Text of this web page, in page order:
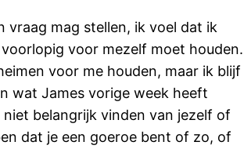
vraag mag stellen, ik voel dat ik
voor mezelf moet houden.
voor me houden, maar ik blijf
wat James vorige week heeft
belangrijk vinden van jezelf of
dat je een goeroe bent of zo, of